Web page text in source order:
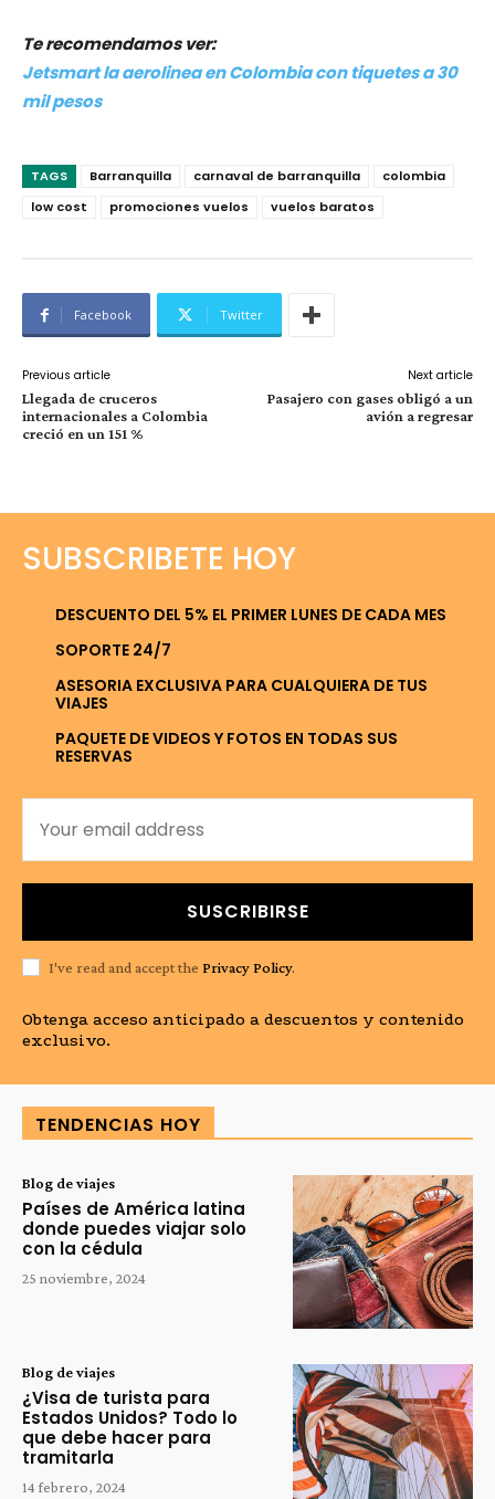
Te recomendamos ver:
Jetsmart la aerolinea en Colombia con tiquetes a 30
mil pesos
TAGS Barranquilla carnaval de barranquilla
colombia
low cost
promociones vuelos vuelos baratos
Facebook Twitter
Previous article
Llegada de cruceros
internacionales a Colombia
creció en un 151 %
Next article
Pasajero con gases obligó a un
avión a regresar
SUBSCRIBETE HOY
DESCUENTO DEL 5% EL PRIMER LUNES DE CADA MES
SOPORTE 24/7
ASESORIA EXCLUSIVA PARA CUALQUIERA DE TUS
VIAJES
PAQUETE DE VIDEOS Y FOTOS EN TODAS SUS
RESERVAS
SUSCRIBIRSE
I've read and accept the Privacy Policy.
Obtenga acceso anticipado a descuentos y contenido
exclusivo.
TENDENCIAS HOY
Blog de viajes
Países de América latina
donde puedes viajar solo
con la cédula
25 noviembre, 2024
Blog de viajes
¿Visa de turista para
Estados Unidos? Todo lo
que debe hacer para
tramitarla
14 febrero, 2024